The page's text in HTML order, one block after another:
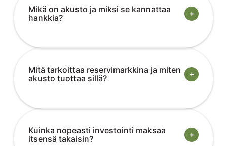
Mikä on akusto ja miksi se kannattaa
hankkia?
+
Mitä tarkoittaa reservimarkkina ja miten
akusto tuottaa sillä?
+
Kuinka nopeasti investointi maksaa
itsensä takaisin?
+